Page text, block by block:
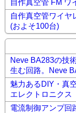
自作真空管 FM
自作真空管ワイ
(およそ100台)
Neve BA283の
生む回路。Neve
魅力あるDIY・真
エレクトロニクス
電流制御アンプ